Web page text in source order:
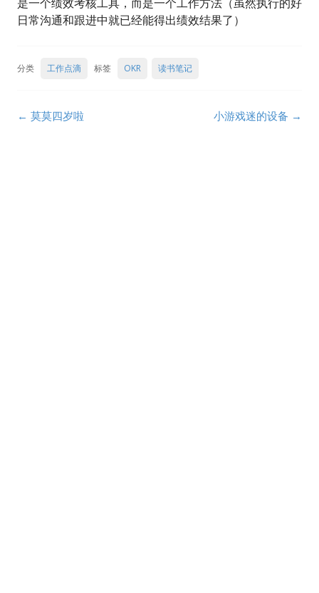
日常沟通和跟进中就已经能得出绩效结果了）
分类 工作点滴 标签 OKR 读书笔记
Post
← 莫莫四岁啦 小游戏迷的设备 →